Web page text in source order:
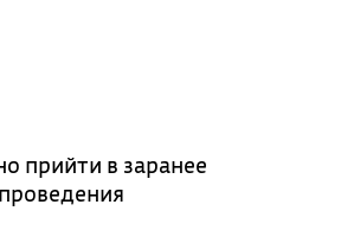
прийти в заранее